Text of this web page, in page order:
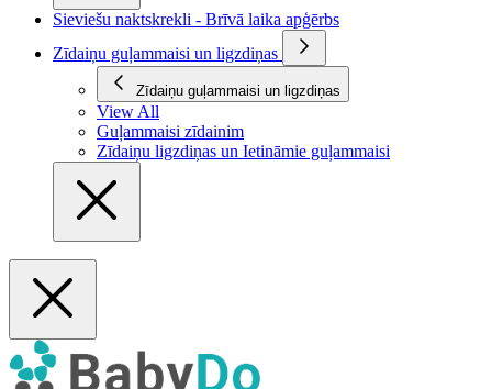
Sieviešu naktskrekli - Brīvā laika apģērbs
Zīdaiņu guļammaisi un ligzdiņas
Zīdaiņu guļammaisi un ligzdiņas
View All
Guļammaisi zīdainim
Zīdaiņu ligzdiņas un Ietināmie guļammaisi